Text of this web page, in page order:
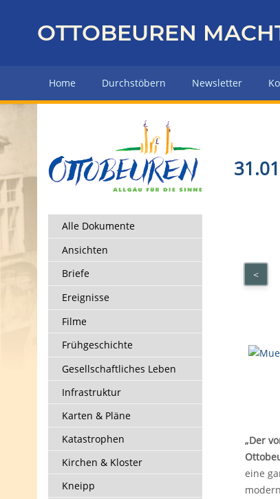
z
r
H
u
p
e
OTTOBEUREN
Home Durchstöbern Newsletter
Alle Dokumente
Ansichten
Briefe
Ereignisse
Filme
Frühgeschichte
Gesellschaftliches Leben
Infrastruktur
Karten & Pläne
Katastrophen
Kirchen & Kloster
Kneipp
<
„Der
eine